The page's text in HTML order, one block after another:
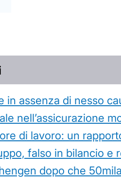
in assenza di nesso
nell’assicurazione
di lavoro: un
falso in bilancio e
dopo che